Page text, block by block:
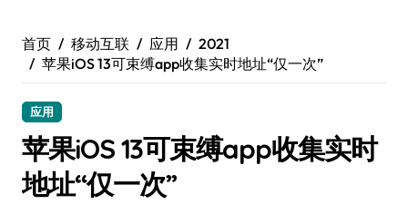
首页 移动互联 应用
2021
苹果iOS 13可束缚app收集实时地址“仅一次”
应用
苹果iOS 13可束缚app收集实时
地址“仅一次”